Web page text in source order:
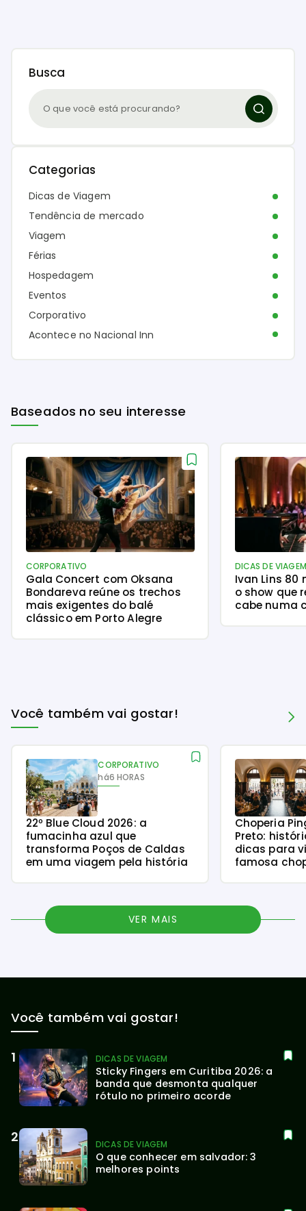
Busca
Categorias
Dicas de Viagem
Tendência de mercado
Viagem
Férias
Hospedagem
Eventos
Corporativo
Acontece no Nacional Inn
Baseados no seu interesse
CORPORATIVO
Gala Concert com Oksana
Bondareva reúne os trechos
mais exigentes do balé
clássico em Porto Alegre
DICAS DE VIAGEM
Ivan Lins 80
o show que
cabe numa
Você também vai gostar!
CORPORATIVO
há6 HORAS
22º Blue Cloud 2026: a
fumacinha azul que
transforma Poços de Caldas
em uma viagem pela história
Choperia
Preto:
dicas para
famosa
VER MAIS
Você também vai gostar!
DICAS DE VIAGEM
Sticky Fingers em Curitiba 2026: a
banda que desmonta qualquer
rótulo no primeiro acorde
DICAS DE VIAGEM
O que conhecer em salvador: 3
melhores points